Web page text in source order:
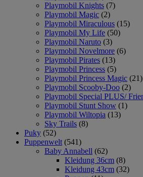
Playmobil Knights (7)
Playmobil Magic (2)
Playmobil Miraculous (15)
Playmobil My Life (50)
Playmobil Naruto (3)
Playmobil Novelmore (6)
Playmobil Pirates (13)
Playmobil Princess (5)
Playmobil Princess Magic (21)
Playmobil Scooby-Doo (2)
Playmobil Special PLUS/
Playmobil Stunt Show (1)
Playmobil Wiltopia (13)
Sky Trails (8)
Puky (52)
Puppenwelt (541)
Baby Annabell (62)
Kleidung 36cm (8)
Kleidung 43cm (32)